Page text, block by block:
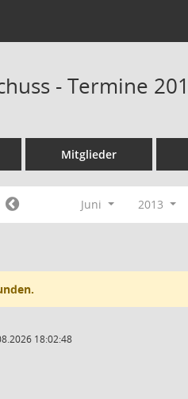
- Termine
Mitglieder
Juni 2013
18:02:48